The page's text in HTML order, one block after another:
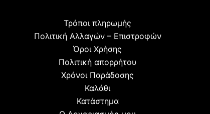
Τρόποι πληρωμής
Πολιτική Αλλαγών – Επιστροφών
Όροι Χρήσης
Πολιτική απορρήτου
Χρόνοι Παράδοσης
Καλάθι
Κατάστημα